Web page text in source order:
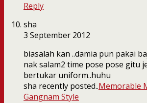
Reply
sha
3 September 2012
biasalah kan ..damia pun pakai
nak salam2 time pose pose gitu
bertukar uniform..huhu
sha recently posted..Memorable
Gangnam Style